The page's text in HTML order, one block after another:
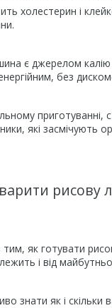
холестерин і
є джерелом калію
без
приготуванні,
які засмічують
рисову
як готувати
і від
знати як і скільки